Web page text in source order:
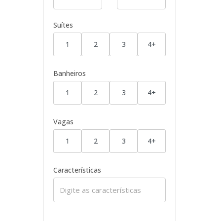
Suítes
1 2 3 4+
Banheiros
1 2 3 4+
Vagas
1 2 3 4+
Características